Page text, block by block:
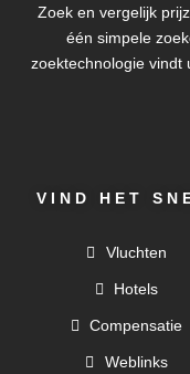
Zoek en vergelijk
één simpele
zoektechnologie vindt
VIND HET
Vluchten
Hotels
Compensatie
Weblinks